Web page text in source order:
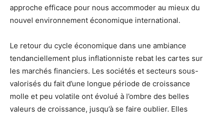
approche efficace pour nous accommoder au mieux du
nouvel environnement économique international.
Le retour du cycle économique dans une ambiance
tendanciellement plus inflationniste rebat les cartes sur
les marchés financiers. Les sociétés et secteurs sous-
valorisés du fait d’une longue période de croissance
molle et peu volatile ont évolué à l’ombre des belles
valeurs de croissance, jusqu’à se faire oublier. Elles